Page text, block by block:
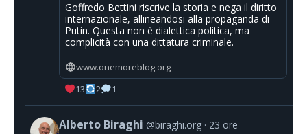
Goffredo Bettini riscrive la storia e nega il diritto
internazionale, allineandosi alla propaganda di
Putin. Questa non è dialettica politica, ma
complicità con una dittatura criminale.
www.onemoreblog.org
13
2 1
Alberto Biraghi @biraghi.org 23 ore